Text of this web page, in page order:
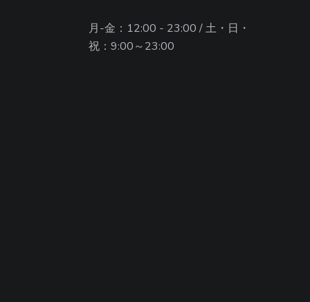
月-金：12:00 - 23:00 / 土・日・
祝：9:00～23:00